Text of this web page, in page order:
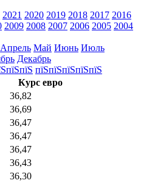
2021 2020 2019 2018 2017 2016
2009 2008 2007 2006 2005 2004
Апрель Май Июнь Июль
Декабрь
пїЅпїЅпїЅпїЅпїЅ
Курс евро
36,82
36,69
36,47
36,47
36,47
36,43
36,30